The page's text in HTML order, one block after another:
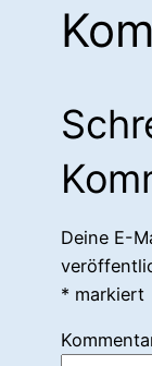
Deine E-
* markiert